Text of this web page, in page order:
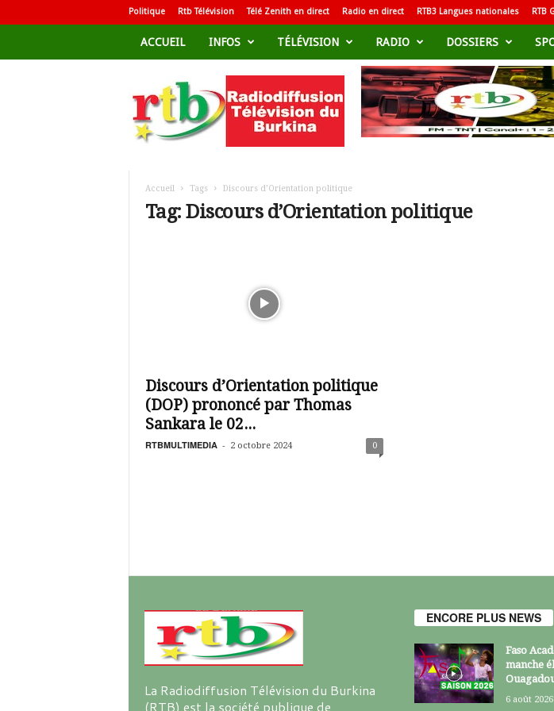
Politique Rtb Télévision Télé Zenith en direct Radio en direct RTB3 Langues nationales RTB
ACCUEIL INFOS TÉLÉVISION RADIO DOSSIERS
d
i
i
Accueil Tags Discours d’Orientation politique
Tag: Discours d’Orientation politique
Discours d’Orientation politique
(DOP) prononcé par Thomas
Sankara le 02...
RTBMULTIMEDIA - 2 octobre 2024 0
La Radiodiffusion Télévision du Burkina
(RTB) est la société publique de
ENCORE PLUS NEWS
Faso
manche
6 août 2026